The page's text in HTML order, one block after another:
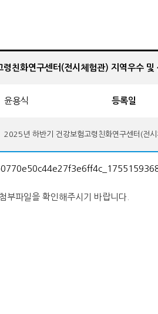
령친화연구센터(전시체험관) 지역우수 및
윤용식 등록일
2025년 하반기 건강보험고령친화연구센터(전
부파일을 확인해주시기 바랍니다.